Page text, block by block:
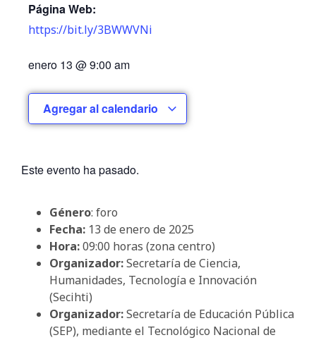
Página Web:
https://bit.ly/3BWWVNi
enero 13 @9:00 am
Agregar al calendario
Este evento ha pasado.
Género: foro
Fecha: 13 de enero de 2025
Hora:09:00 horas (zona centro)
Organizador:Secretaría de Ciencia,
Humanidades, Tecnología e Innovación
(Secihti)
Organizador:Secretaría de Educación Pública
(SEP), mediante el Tecnológico Nacional de